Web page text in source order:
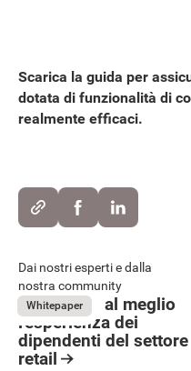
Scarica la guida per
dotata di funzionalità di
realmente efficaci.
Dai nostri esperti e dalla
nostra community
May 29, 2026
Whitepaper
Progettare al meglio
l'esperienza dei
dipendenti del settore
retail